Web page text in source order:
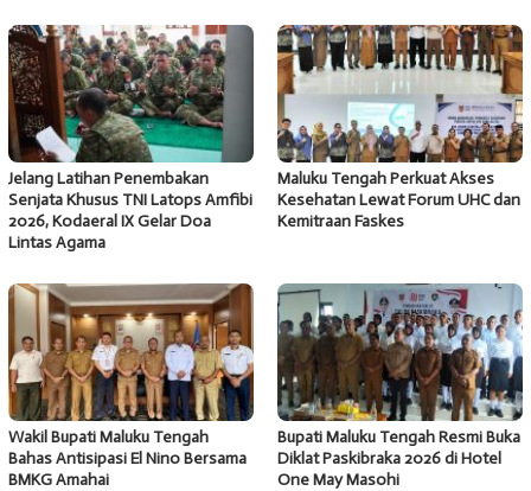
Jelang Latihan Penembakan
Senjata Khusus TNI Latops Amfibi
2026, Kodaeral IX Gelar Doa
Lintas Agama
Maluku Tengah Perkuat Akses
Kesehatan Lewat Forum UHC dan
Kemitraan Faskes
Wakil Bupati Maluku Tengah
Bahas Antisipasi El Nino Bersama
BMKG Amahai
Bupati Maluku Tengah Resmi Buka
Diklat Paskibraka 2026 di Hotel
One May Masohi